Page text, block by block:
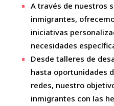
A través de nuestros
inmigrantes,
iniciativas
necesidades
Desde talleres de
hasta oportunidades
redes, nuestro
inmigrantes con las